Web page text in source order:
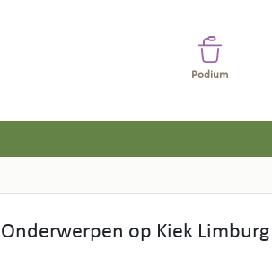
Podium
Onderwerpen op Kiek